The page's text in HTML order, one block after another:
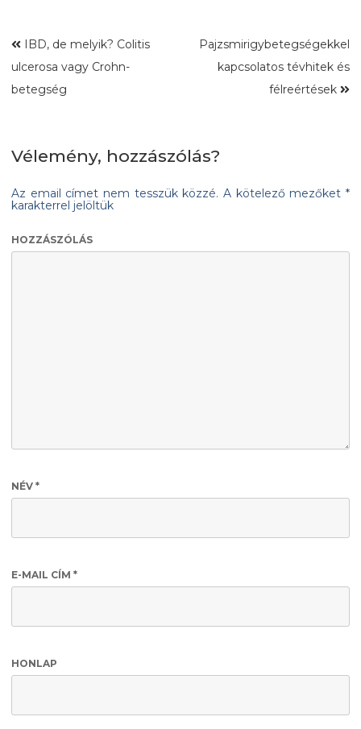
IBD, de melyik? Colitis
ulcerosa vagy Crohn-
betegség
Pajzsmirigybetegségekkel
kapcsolatos tévhitek és
félreértések
Vélemény, hozzászólás?
Az email címet nem tesszük közzé. A kötelező mezőket*
karakterrel jelöltük
HOZZÁSZÓLÁS
NÉV *
E-MAIL CÍM *
HONLAP